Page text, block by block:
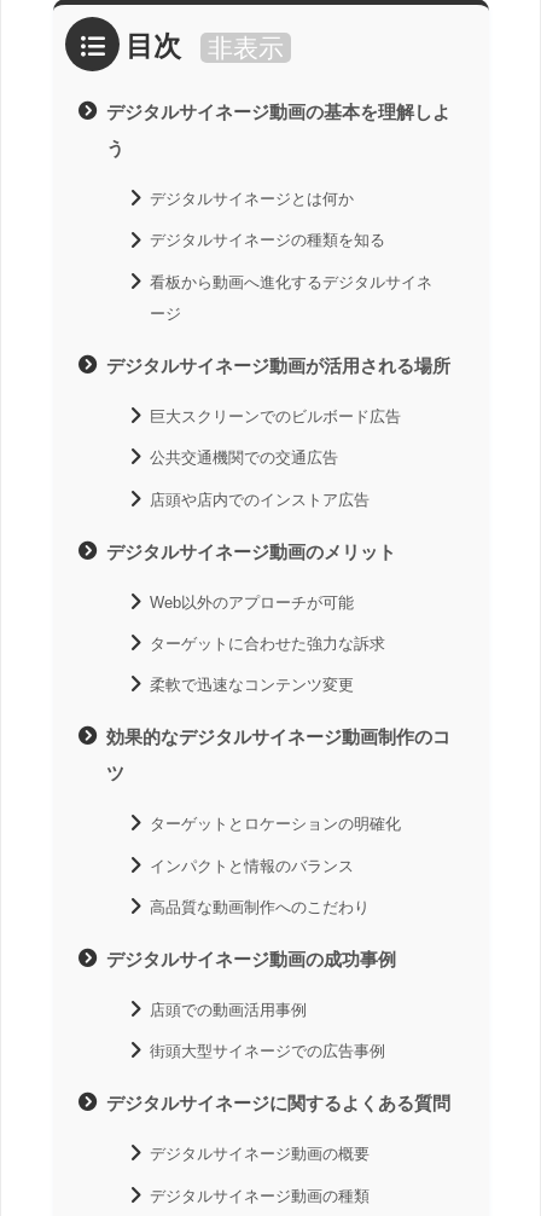
目次 非表示
デジタルサイネージ動画の基本を理解しよ
う
デジタルサイネージとは何か
デジタルサイネージの種類を知る
看板から動画へ進化するデジタルサイネ
ージ
デジタルサイネージ動画が活用される場所
巨大スクリーンでのビルボード広告
公共交通機関での交通広告
店頭や店内でのインストア広告
デジタルサイネージ動画のメリット
Web以外のアプローチが可能
ターゲットに合わせた強力な訴求
柔軟で迅速なコンテンツ変更
効果的なデジタルサイネージ動画制作のコ
ツ
ターゲットとロケーションの明確化
インパクトと情報のバランス
高品質な動画制作へのこだわり
デジタルサイネージ動画の成功事例
店頭での動画活用事例
街頭大型サイネージでの広告事例
デジタルサイネージに関するよくある質問
デジタルサイネージ動画の概要
デジタルサイネージ動画の種類